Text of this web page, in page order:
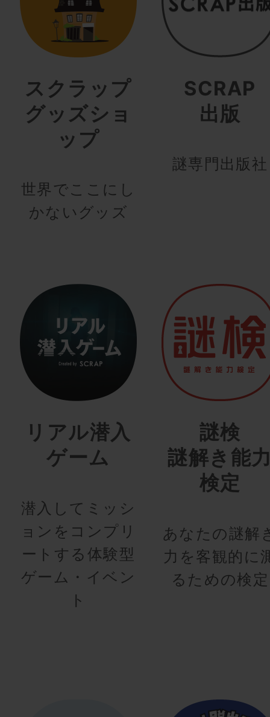
スクラップ
グッズショ
ップ
世界でここにし
かないグッズ
SCRAP
出版
謎専門出版社
リアル潜入
ゲーム
潜入してミッシ
ョンをコンプリ
ートする体験型
ゲーム・イベン
ト
謎検
謎解き能
検定
あなたの謎解
力を客観的に
るための検定